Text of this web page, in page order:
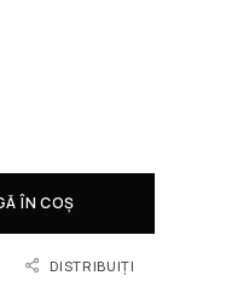
ÎN COȘ
DISTRIBUIȚI